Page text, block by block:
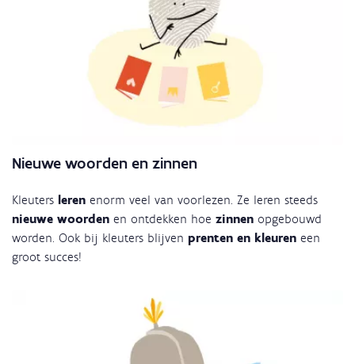
Nieuwe woorden en zinnen
Kleuters leren enorm veel van voorlezen. Ze leren steeds
nieuwe woorden en ontdekken hoe zinnen opgebouwd
worden. Ook bij kleuters blijven prenten en kleuren een
groot succes!